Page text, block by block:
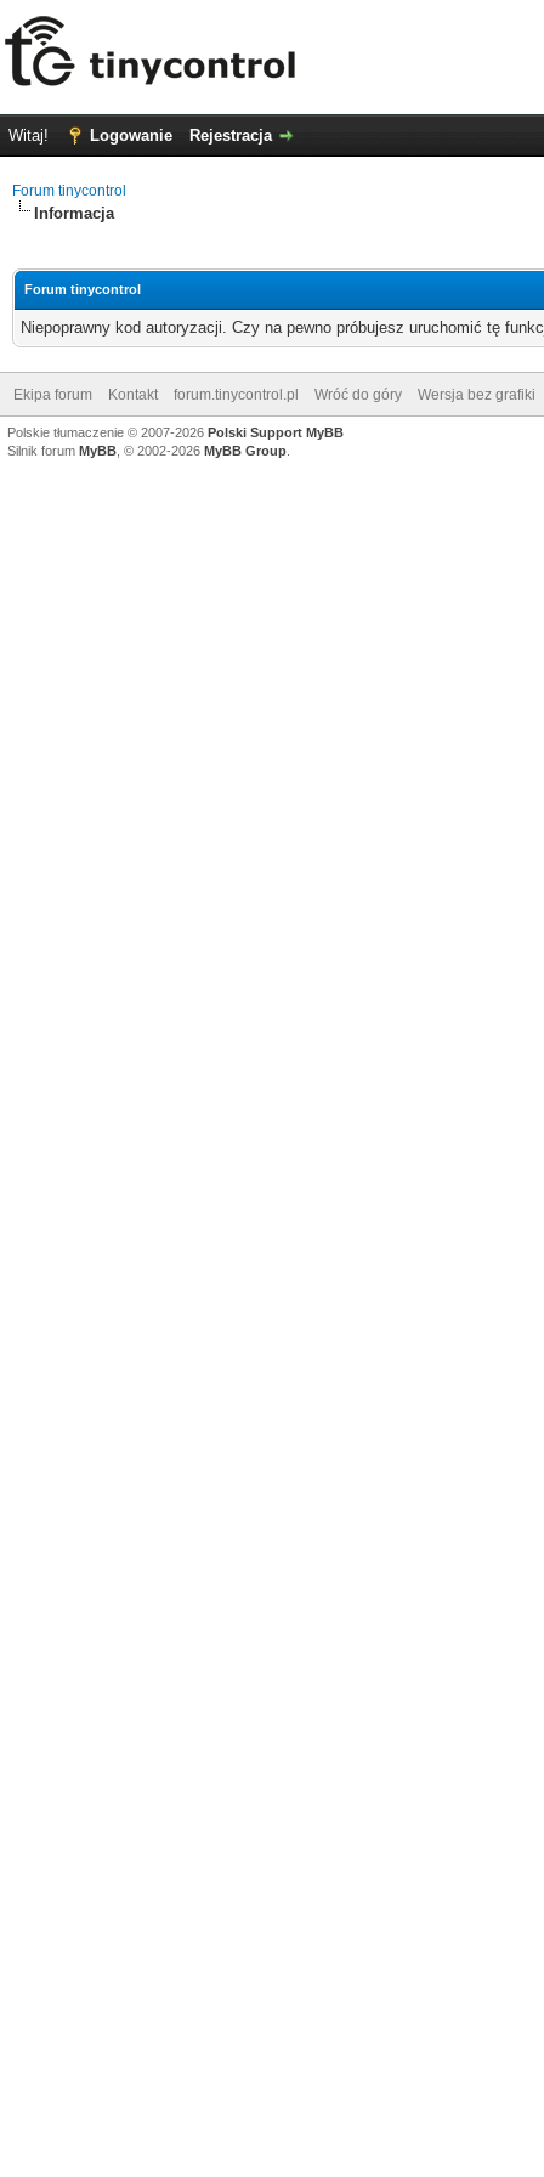
Witaj! Logowanie Rejestracja
Forum tinycontrol
Informacja
Forum tinycontrol
Niepoprawny kod autoryzacji. Czy na pewno próbujesz uruchomić tę
Ekipa forum Kontakt forum.tinycontrol.pl Wróć do góry Wersja bez grafiki
Polskie tłumaczenie © 2007-2026 Polski Support MyBB
Silnik forum MyBB , © 2002-2026 MyBB Group